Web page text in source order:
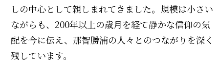
しの中心として親しまれてきました。規模は小さい
ながらも、200年以上の歳月を経て静かな信仰の気
配を今に伝え、那智勝浦の人々とのつながりを深く
残しています。